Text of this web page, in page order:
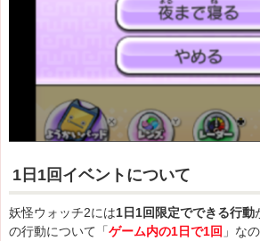
1日1回イベントについて
妖怪ウォッチ2には1日1回限定でできる行動
の行動について「ゲーム内の1日で1回 」な